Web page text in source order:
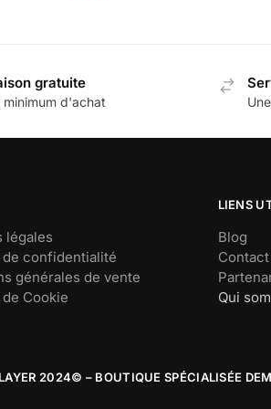
plusieurs
variations.
page
gratuite
minimum d'achat
légales
confidentialité
générales de vente
Cookie
LIENS
Blog
Contact
Qui
2024© – BOUTIQUE SPÉCIALISÉE